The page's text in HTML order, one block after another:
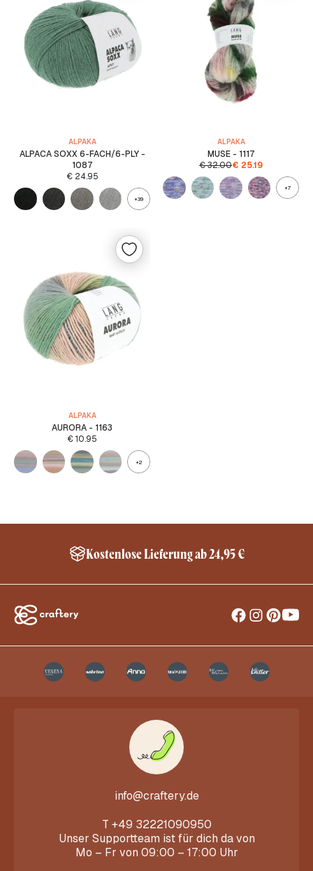
ALPAKA
ALPACA SOXX 6-FACH/6-PLY -
1087
€24.95
+39
ALPAKA
MUSE - 1117
€32.00€ 25.19
+7
ALPAKA
AURORA - 1163
€10.95
+2
Kostenlose Lieferung ab 24,95 €
info@craftery.de
T +49 32221090950
Unser Supportteam ist für dich da von
Mo – Fr von 09:00 – 17:00 Uhr